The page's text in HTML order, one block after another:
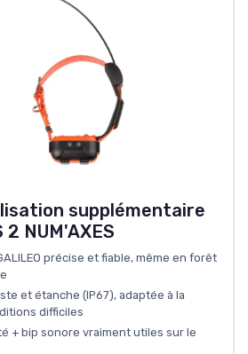
supplémentaire
2 NUM'AXES
précise et fiable, même en forêt
et étanche (IP67), adaptée à la
difficiles
+ bip sonore vraiment utiles sur le